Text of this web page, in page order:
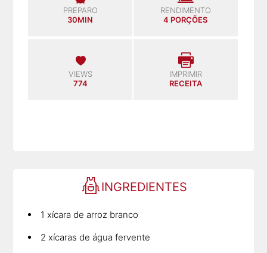
PREPARO
30MIN
RENDIMENTO
4 PORÇÕES
VIEWS
774
IMPRIMIR
RECEITA
INGREDIENTES
1 xícara de arroz branco
2 xícaras de água fervente